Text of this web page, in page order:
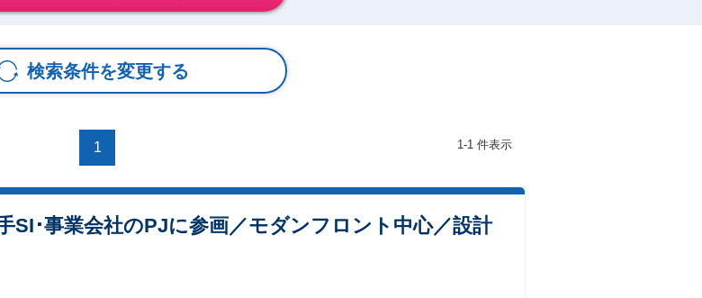
検索条件を変更する
1 1-1 件表示
SI･事業会社のPJに参画／モダンフロント中心／設計